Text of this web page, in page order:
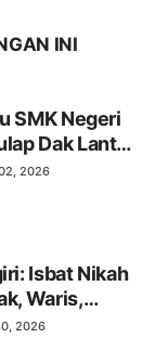
INI
SMK Negeri
Dak Lantai
2026
Isbat Nikah
Waris,
2026